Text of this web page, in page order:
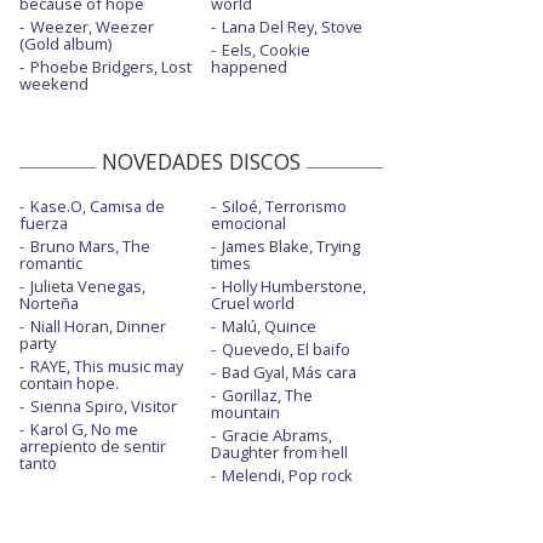
Weezer, Weezer
(Gold album)
Phoebe Bridgers, Lost
weekend
Lana Del Rey, Stove
Eels, Cookie
happened
NOVEDADES DISCOS
Kase.O, Camisa de
fuerza
Bruno Mars, The
romantic
Julieta Venegas,
Norteña
Niall Horan, Dinner
party
RAYE, This music may
contain hope.
Sienna Spiro, Visitor
Karol G, No me
arrepiento de sentir
tanto
Siloé, Terrorismo
emocional
James Blake, Trying
times
Holly Humberstone,
Cruel world
Malú, Quince
Quevedo, El baifo
Bad Gyal, Más cara
Gorillaz, The
mountain
Gracie Abrams,
Daughter from hell
Melendi, Pop rock